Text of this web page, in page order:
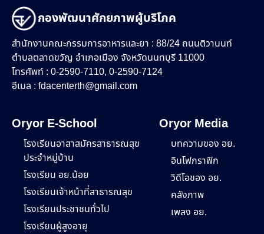
กองพัฒนาศักยภาพผู้บริโภค
สำนักงานคณะกรรมการอาหารและยา : 88/24 ถนนติวานนท์
ตำบลตลาดขวัญ อำเภอเมือง จังหวัดนนทบุรี 11000
โทรศัพท์ : 0-2590-7110, 0-2590-7124
อีเมล : fdacenterth@gmail.com
Oryor E-School
โรงเรียนอาสาสมัครสาธารณสุข
ประจำหมู่บ้าน
โรงเรียน อย.น้อย
โรงเรียนเจ้าหน้าที่สาธารณสุข
โรงเรียนประชาชนทั่วไป
โรงเรียนผู้สูงอายุ
Oryor Media
บทความของ อย.
อินโฟกราฟิก
วิดีโอของ อย.
คลังภาพ
เพลง อย.